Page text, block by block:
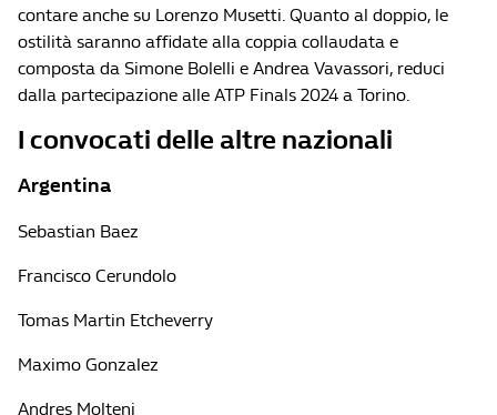
contare anche su Lorenzo Musetti. Quanto al doppio, le
ostilità saranno affidate alla coppia collaudata e
composta da Simone Bolelli e Andrea Vavassori, reduci
dalla partecipazione alle ATP Finals 2024 a Torino.
I convocati delle altre nazionali
Argentina
Sebastian Baez
Francisco Cerundolo
Tomas Martin Etcheverry
Maximo Gonzalez
Andres Molteni